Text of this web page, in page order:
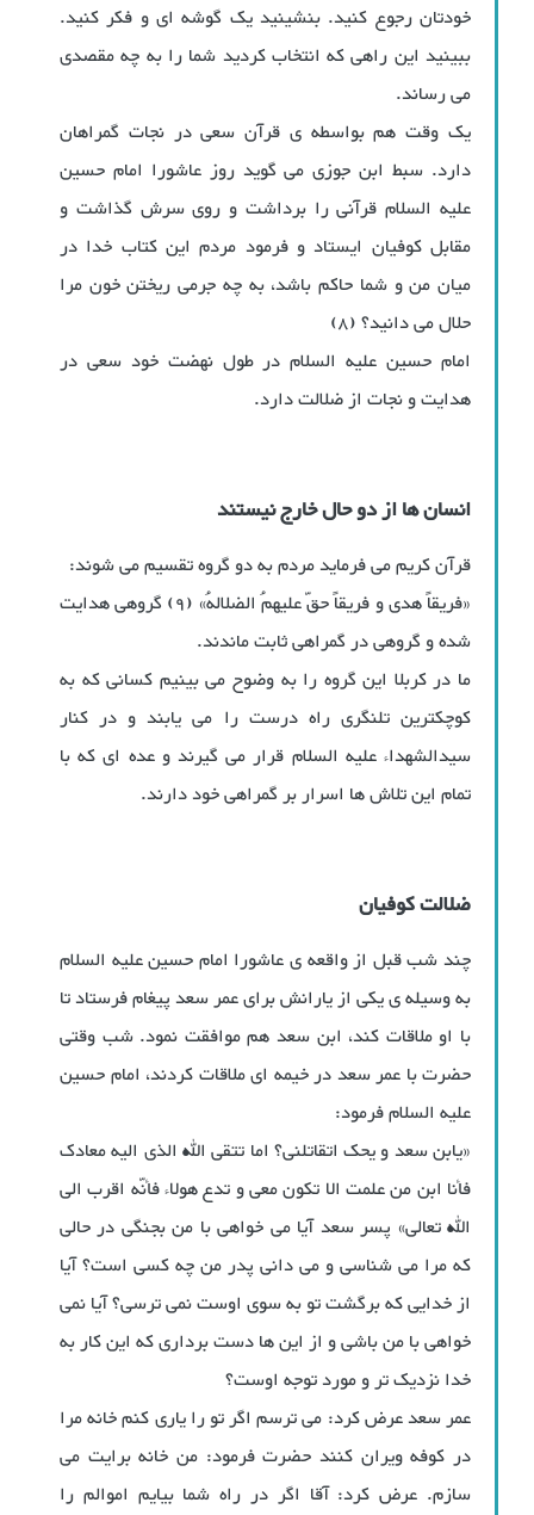
خودتان رجوع کنید. بنشینید یک گوشه ای و فکر کنید.
ببینید این راهی که انتخاب کردید شما را به چه مقصدی
می رساند.
یک وقت هم بواسطه ی قرآن سعی در نجات گمراهان
دارد. سبط ابن جوزی می گوید روز عاشورا امام حسین
علیه السلام قرآنی را برداشت و روی سرش گذاشت و
مقابل کوفیان ایستاد و فرمود مردم این کتاب خدا در
میان من و شما حاکم باشد، به چه جرمی ریختن خون مرا
حلال می دانید؟ (8)
امام حسین علیه السلام در طول نهضت خود سعی در
هدایت و نجات از ضلالت دارد.
انسان ها از دو حال خارج نیستند
قرآن کریم می فرماید مردم به دو گروه تقسیم می شوند:
«فریقاً هدی و فریقاً حقّ علیهمُ الضلالهُ» (9) گروهی هدایت
شده و گروهی در گمراهی ثابت ماندند.
ما در کربلا این گروه را به وضوح می بینیم کسانی که به
کوچکترین تلنگری راه درست را می یابند و در کنار
سیدالشهداء علیه السلام قرار می گیرند و عده ای که با
تمام این تلاش ها اسرار بر گمراهی خود دارند.
ضلالت کوفیان
چند شب قبل از واقعه ی عاشورا امام حسین علیه السلام
به وسیله ی یکی از یارانش برای عمر سعد پیغام فرستاد تا
با او ملاقات کند، ابن سعد هم موافقت نمود. شب وقتی
حضرت با عمر سعد در خیمه ای ملاقات کردند، امام حسین
علیه السلام فرمود:
«یابن سعد و یحک اتقاتلنی؟ اما تتقی الله الذی الیه معادک
فأنا ابن من علمت الا تکون معی و تدع هولاء فأنّه اقرب الی
الله تعالی» پسر سعد آیا می خواهی با من بجنگی در حالی
که مرا می شناسی و می دانی پدر من چه کسی است؟ آیا
از خدایی که برگشت تو به سوی اوست نمی ترسی؟ آیا نمی
خواهی با من باشی و از این ها دست برداری که این کار به
خدا نزدیک تر و مورد توجه اوست؟
عمر سعد عرض کرد: می ترسم اگر تو را یاری کنم خانه مرا
در کوفه ویران کنند حضرت فرمود: من خانه برایت می
سازم. عرض کرد: آقا اگر در راه شما بیایم اموالم را